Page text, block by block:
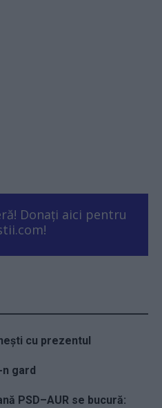
Donați aici pentru
cu prezentul
gard
PSD–AUR se bucură: